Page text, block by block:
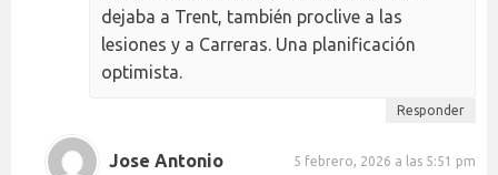
dejaba a Trent, también proclive a las
lesiones y a Carreras. Una planificación
optimista.
Responder
Jose Antonio 5 febrero, 2026 a las 5:51 pm